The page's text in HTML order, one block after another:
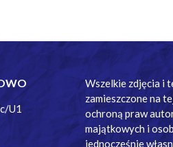
U1
Wszelkie zdjęcia i
zamieszczone na
ochroną praw
majątkowych i
jednocześnie